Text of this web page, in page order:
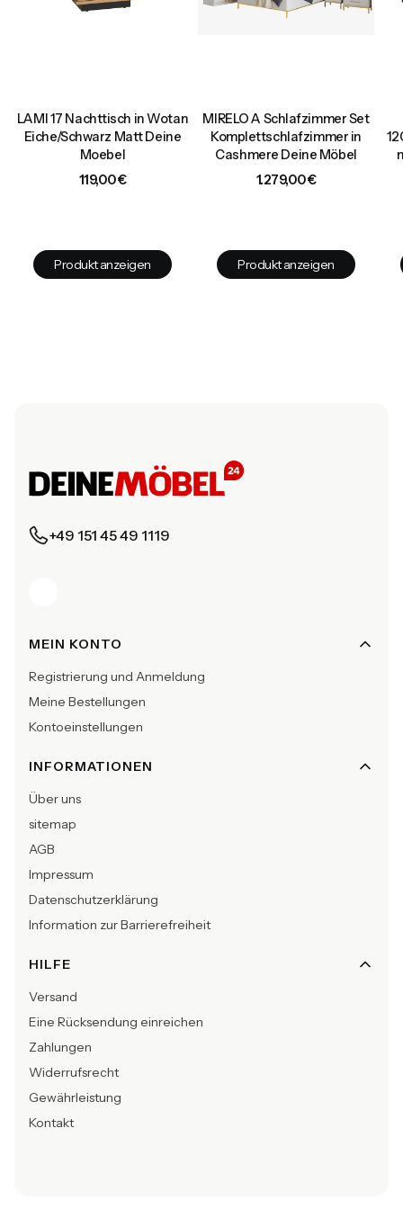
LAMI 17 Nachttisch in Wotan
Eiche/Schwarz Matt Deine
Moebel
Preis
119,00 €
Produkt anzeigen
MIRELO A Schlafzimmer Set
Komplettschlafzimmer in
Cashmere Deine Möbel
Preis
1.279,00 €
Produkt anzeigen
+49 151 45 49 1119
Fußzeilenmenü
MEIN KONTO
Registrierung und Anmeldung
Meine Bestellungen
Kontoeinstellungen
INFORMATIONEN
Über uns
sitemap
AGB
Impressum
Datenschutzerklärung
Information zur Barrierefreiheit
HILFE
Versand
Eine Rücksendung einreichen
Zahlungen
Widerrufsrecht
Gewährleistung
Kontakt